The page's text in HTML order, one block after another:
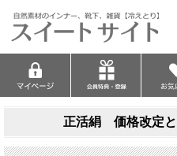
正活絹 価格改定と